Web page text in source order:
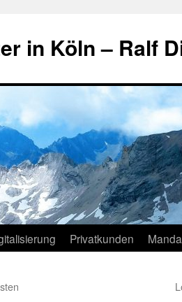
in Köln – Ralf
Privatkunden